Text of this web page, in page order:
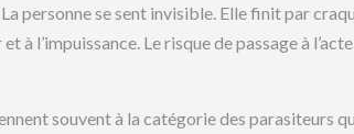
personne se sent invisible. Elle finit par
l’impuissance. Le risque de passage à
souvent à la catégorie des parasiteurs